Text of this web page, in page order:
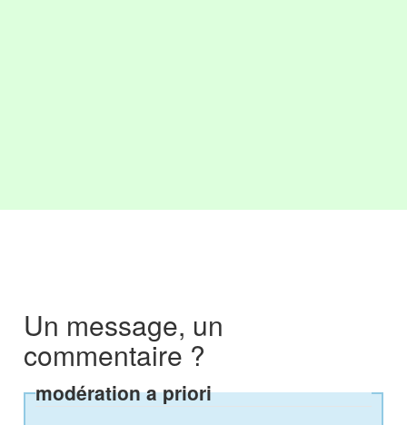
Un message, un
commentaire ?
modération a priori